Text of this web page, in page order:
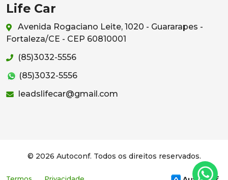
Life Car
Avenida Rogaciano Leite, 1020 - Guararapes -
Fortaleza/CE - CEP 60810001
(85)3032-5556
(85)3032-5556
leadslifecar@gmail.com
© 2026 Autoconf. Todos os direitos reservados.